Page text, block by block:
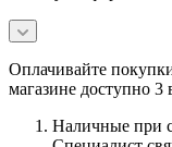
Оплачивайте
магазине доступно 3
Наличные при